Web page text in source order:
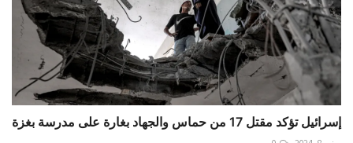
إسرائيل تؤكد مقتل 17 من حماس والجهاد بغارة على مدرسة بغزة